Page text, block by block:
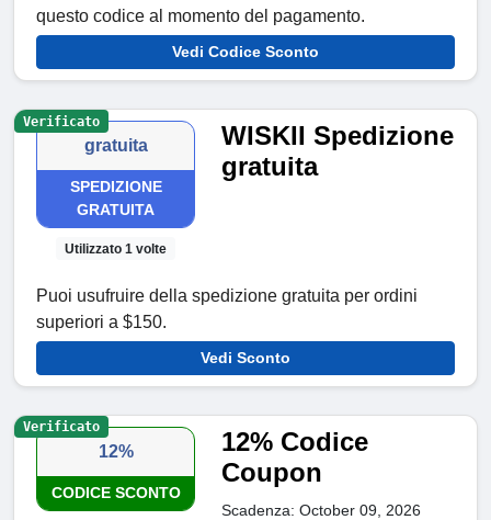
questo codice al momento del pagamento.
Vedi Codice Sconto
gratuita
SPEDIZIONE
GRATUITA
Utilizzato 1 volte
WISKII Spedizione
gratuita
Puoi usufruire della spedizione gratuita per ordini
superiori a $150.
Vedi Sconto
Verificato
12%
CODICE SCONTO
12% Codice
Coupon
Scadenza: October 09, 2026
Verificato